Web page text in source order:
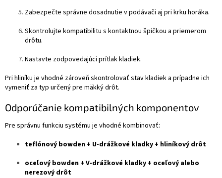
Zabezpečte správne dosadnutie v podávači aj pri krku horáka.
Skontrolujte kompatibilitu s kontaktnou špičkou a priemerom
drôtu.
Nastavte zodpovedajúci prítlak kladiek.
Pri hliníku je vhodné zároveň skontrolovať stav kladiek a prípadne ich
vymeniť za typ určený pre mäkký drôt.
Odporúčanie kompatibilných komponentov
Pre správnu funkciu systému je vhodné kombinovať:
teflónový bowden + U-drážkové kladky + hliníkový drôt
oceľový bowden + V-drážkové kladky + oceľový alebo
nerezový drôt